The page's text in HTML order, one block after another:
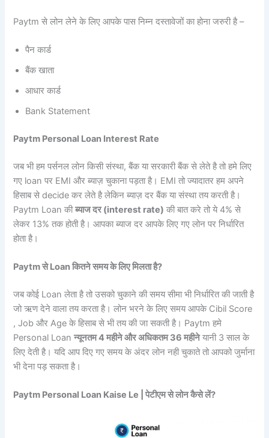
Paytm से लोन लेने के लिए आपके पास निम्न दस्तावेजों का होना जरुरी है –
पैन कार्ड
बैंक खाता
आधार कार्ड
Bank Statement
Paytm Personal Loan Interest Rate
जब भी हम पर्सनल लोन किसी संस्था, बैंक या सरकारी बैंक से लेते है तो हमे लिए
गए loan पर EMI और ब्याज़ चुकाना पड़ता है। EMI तो ज्यादातर हम अपने
हिसाब से decide कर लेते है लेकिन ब्याज़ दर बैंक या संस्था तय करती है।
Paytm Loan कीब्याज दर (interest rate) की बात करे तो ये 4% से
लेकर 13% तक होती है। आपका ब्याज दर आपके लिए गए लोन पर निर्धारित
होता है।
Paytm से Loan कितने समय के लिए मिलता है?
जब कोई Loan लेता है तो उसको चुकाने की समय सीमा भी निर्धारित की जाती है
जो ऋण देने वाला तय करता है। लोन भरने के लिए समय आपके Cibil Score
, Job और Age के हिसाब से भी तय की जा सकती है। Paytm हमे
Personal Loanन्यूनतम 4 महीने और अधिकतम 36 महीनेयानी 3 साल के
लिए देती है। यदि आप दिए गए समय के अंदर लोन नही चुकाते तो आपको जुर्माना
भी देना पड़ सकता है।
Paytm Personal Loan Kaise Le | पेटीएम से लोन कैसे लें?